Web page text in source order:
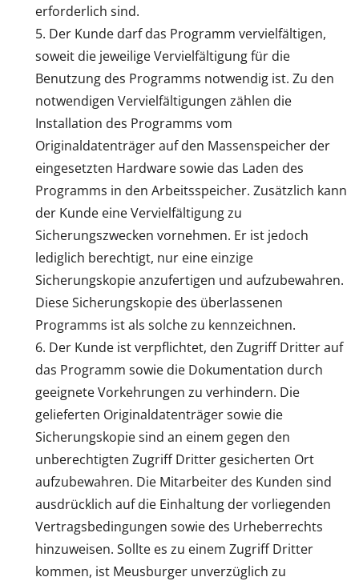
erforderlich sind.
Der Kunde darf das Programm vervielfältigen,
soweit die jeweilige Vervielfältigung für die
Benutzung des Programms notwendig ist. Zu den
notwendigen Vervielfältigungen zählen die
Installation des Programms vom
Originaldatenträger auf den Massenspeicher der
eingesetzten Hardware sowie das Laden des
Programms in den Arbeitsspeicher. Zusätzlich kann
der Kunde eine Vervielfältigung zu
Sicherungszwecken vornehmen. Er ist jedoch
lediglich berechtigt, nur eine einzige
Sicherungskopie anzufertigen und aufzubewahren.
Diese Sicherungskopie des überlassenen
Programms ist als solche zu kennzeichnen.
Der Kunde ist verpflichtet, den Zugriff Dritter auf
das Programm sowie die Dokumentation durch
geeignete Vorkehrungen zu verhindern. Die
gelieferten Originaldatenträger sowie die
Sicherungskopie sind an einem gegen den
unberechtigten Zugriff Dritter gesicherten Ort
aufzubewahren. Die Mitarbeiter des Kunden sind
ausdrücklich auf die Einhaltung der vorliegenden
Vertragsbedingungen sowie des Urheberrechts
hinzuweisen. Sollte es zu einem Zugriff Dritter
kommen, ist Meusburger unverzüglich zu